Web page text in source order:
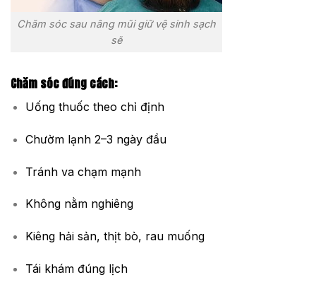
Chăm sóc sau nâng mũi giữ vệ sinh sạch
sẽ
Chăm sóc đúng cách:
Uống thuốc theo chỉ định
Chườm lạnh 2–3 ngày đầu
Tránh va chạm mạnh
Không nằm nghiêng
Kiêng hải sản, thịt bò, rau muống
Tái khám đúng lịch